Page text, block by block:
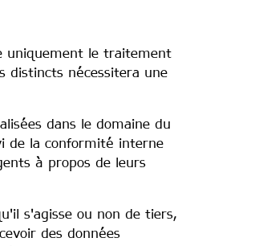
uniquement le traitement
distincts nécessitera une
dans le domaine du
de la conformité interne
à propos de leurs
s'agisse ou non de tiers,
des données